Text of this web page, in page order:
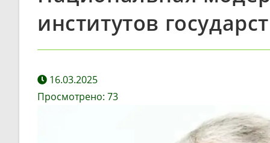
институтов
16.03.2025
Просмотрено: 73